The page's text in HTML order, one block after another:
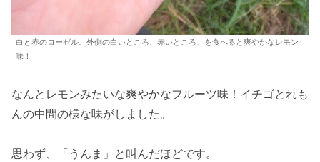
白と赤のローゼル。外側の白いところ、赤いところ、を食べると爽やかなレモン
味！
なんとレモンみたいな爽やかなフルーツ味！イチゴとれも
んの中間の様な味がしました。
思わず、「うんま」と叫んだほどです。